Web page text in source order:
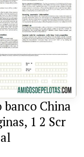
China
1 2 Scr